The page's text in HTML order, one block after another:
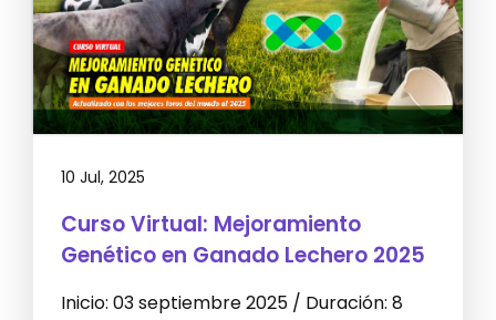
10 Jul, 2025
Curso Virtual: Mejoramiento
Genético en Ganado Lechero 2025
Inicio: 03 septiembre 2025 / Duración: 8